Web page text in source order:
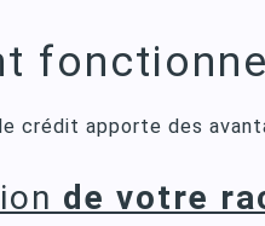
crédit apporte des
de votre